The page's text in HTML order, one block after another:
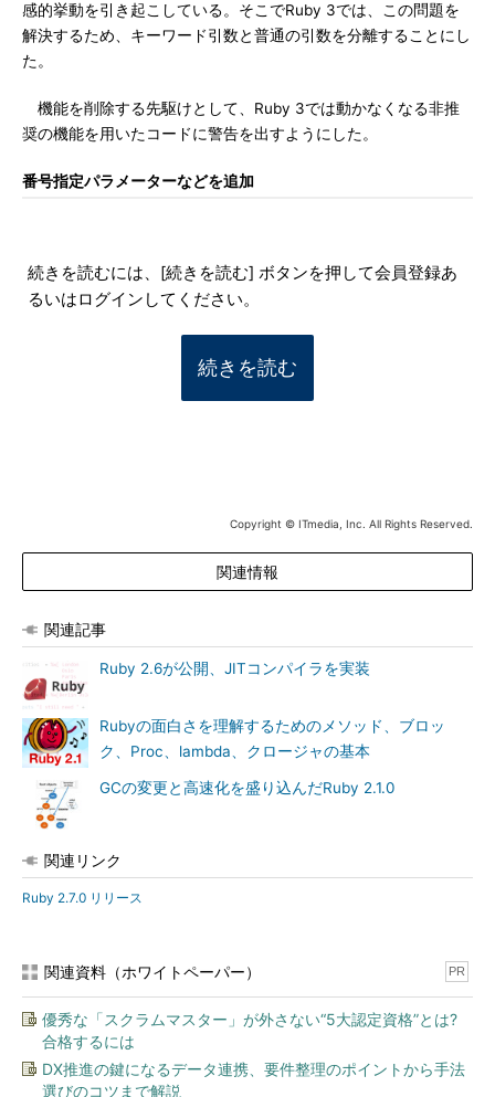
感的挙動を引き起こしている。そこでRuby 3では、この問題を
解決するため、キーワード引数と普通の引数を分離することにし
た。
機能を削除する先駆けとして、Ruby 3では動かなくなる非推
奨の機能を用いたコードに警告を出すようにした。
番号指定パラメーターなどを追加
続きを読むには、[続きを読む] ボタンを押して会員登録あ
るいはログインしてください。
続きを読む
Copyright © ITmedia, Inc. All Rights Reserved.
関連情報
関連記事
Ruby 2.6が公開、JITコンパイラを実装
Rubyの面白さを理解するためのメソッド、ブロッ
ク、Proc、lambda、クロージャの基本
GCの変更と高速化を盛り込んだRuby 2.1.0
関連リンク
Ruby 2.7.0 リリース
関連資料（ホワイトペーパー） PR
優秀な「スクラムマスター」が外さない“5大認定資格”とは?
合格するには
DX推進の鍵になるデータ連携、要件整理のポイントから手法
選びのコツまで解説